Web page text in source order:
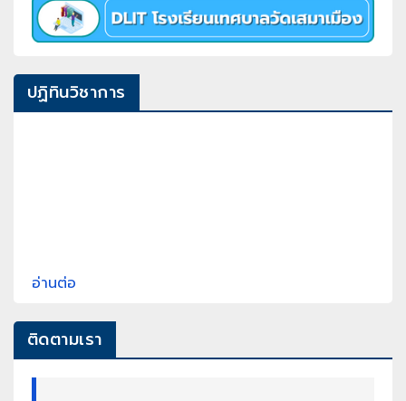
ปฏิทินวิชาการ
อ่านต่อ
ติดตามเรา